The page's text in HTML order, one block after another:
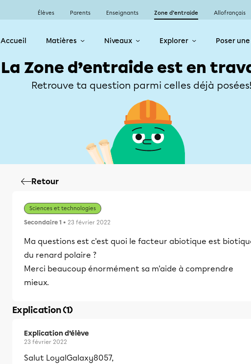
Élèves Parents Enseignants Zone d’entraide Allofrançais
Accueil Matières Niveaux Explorer Poser
La Zone d’entraide est en
Retrouve ta question parmi celles déjà
Retour
Sciences et technologies
Secondaire 1 • 23 février 2022
Ma questions est c'est quoi le facteur abiotique est
du renard polaire ?
Merci beaucoup énormément sa m'aide à comprendre
mieux.
Explication (1)
Explication d’élève
23 février 2022
Salut LoyalGalaxy8057,